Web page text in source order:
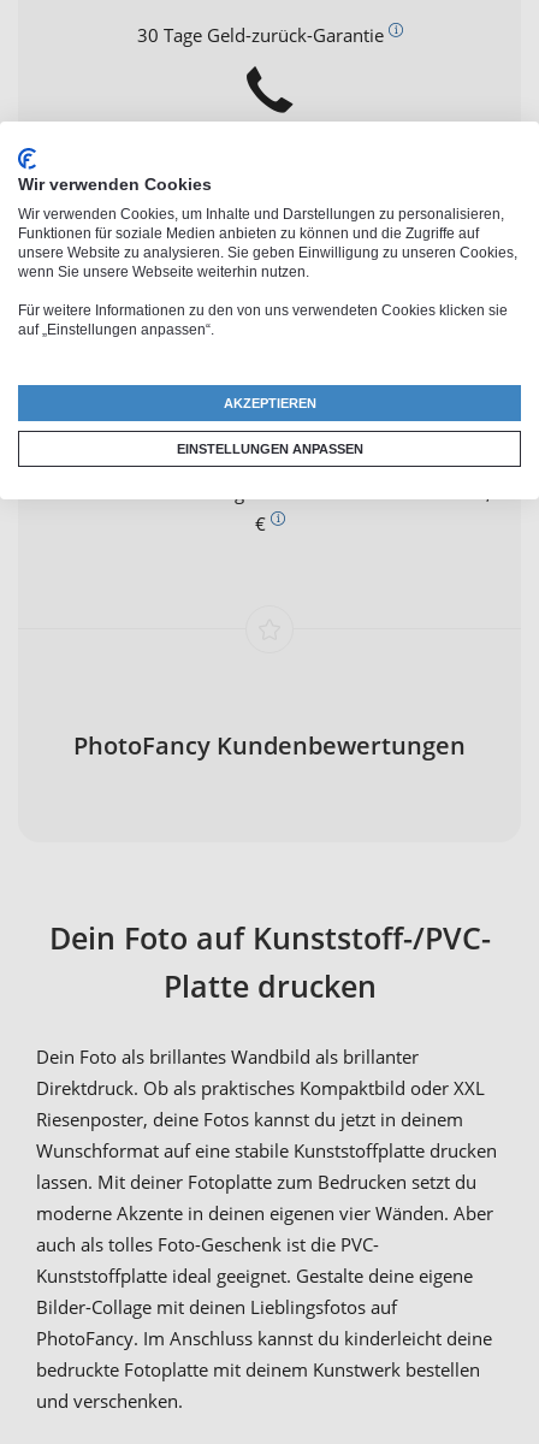
30 Tage Geld-zurück-Garantie
Persönliche Beratung
0800 8998009
Trusted Shops & EHI zertifiziert
€
PhotoFancy Kundenbewertungen
Dein Foto auf Kunststoff-/PVC-
Platte drucken
Dein Foto als brillantes Wandbild als brillanter
Direktdruck. Ob als praktisches Kompaktbild oder XXL
Riesenposter, deine Fotos kannst du jetzt in deinem
Wunschformat auf eine stabile Kunststoffplatte drucken
lassen. Mit deiner Fotoplatte zum Bedrucken setzt du
moderne Akzente in deinen eigenen vier Wänden. Aber
auch als tolles Foto-Geschenk ist die PVC-
Kunststoffplatte ideal geeignet. Gestalte deine eigene
Bilder-Collage mit deinen Lieblingsfotos auf
PhotoFancy. Im Anschluss kannst du kinderleicht deine
bedruckte Fotoplatte mit deinem Kunstwerk bestellen
und verschenken.
Wir verwenden Cookies
Wir verwenden Cookies, um Inhalte und Darstellungen zu personalisieren,
Funktionen für soziale Medien anbieten zu können und die Zugriffe auf
unsere Website zu analysieren. Sie geben Einwilligung zu unseren Cookies,
wenn Sie unsere Webseite weiterhin nutzen.
Für weitere Informationen zu den von uns verwendeten Cookies klicken sie
auf „Einstellungen anpassen“.
AKZEPTIEREN
EINSTELLUNGEN ANPASSEN